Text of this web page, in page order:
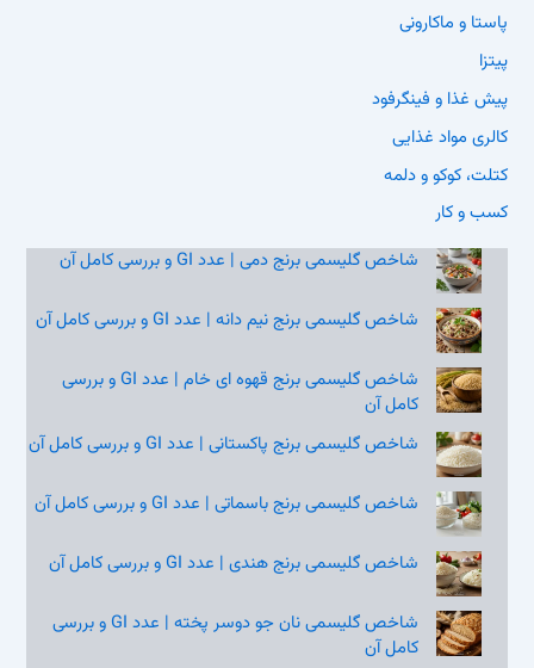
پاستا و ماکارونی
پیتزا
پیش غذا و فینگرفود
کالری مواد غذایی
کتلت، کوکو و دلمه
کسب و کار
شاخص گلیسمی برنج دمی | عدد GI و بررسی کامل آن
شاخص گلیسمی برنج نیم‌ دانه | عدد GI و بررسی کامل آن
شاخص گلیسمی برنج قهوه‌ ای خام | عدد GI و بررسی
کامل آن
شاخص گلیسمی برنج پاکستانی | عدد GI و بررسی کامل آن
شاخص گلیسمی برنج باسماتی | عدد GI و بررسی کامل آن
شاخص گلیسمی برنج هندی | عدد GI و بررسی کامل آن
شاخص گلیسمی نان جو دوسر پخته | عدد GI و بررسی
کامل آن